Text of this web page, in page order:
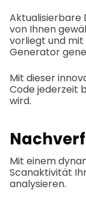
Aktualisierbare
von Ihnen
vorliegt und
Generator
Mit dieser
Code jederzeit
wird.
Mit einem
Scanaktivität
analysieren.